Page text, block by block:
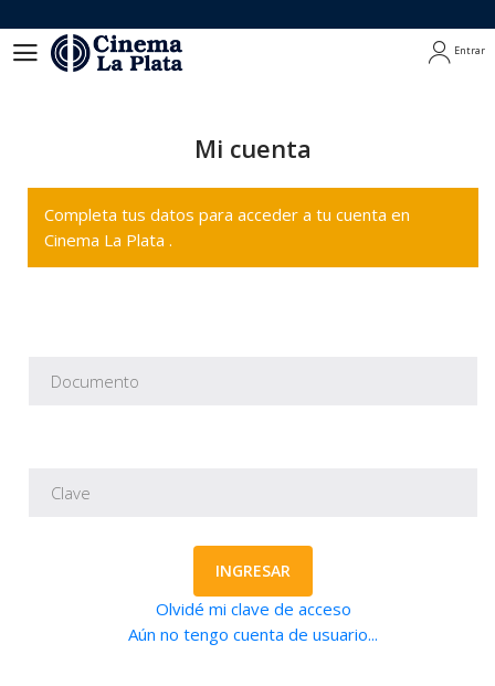
Entrar
Mi cuenta
Completa tus datos para acceder a tu cuenta en
Cinema La Plata .
INGRESAR
Olvidé mi clave de acceso
Aún no tengo cuenta de usuario...